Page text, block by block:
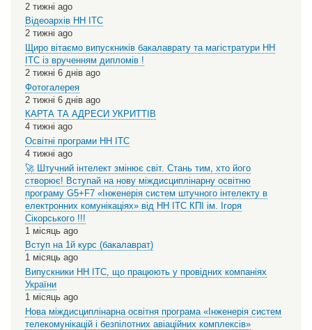
2 тижні ago
Відеоархів НН ІТС
2 тижні ago
Щиро вітаємо випускників бакалаврату та магістратури НН
ІТС із врученням дипломів !
2 тижні 6 днів ago
Фотогалерея
2 тижні 6 днів ago
КАРТА ТА АДРЕСИ УКРИТТІВ
4 тижні ago
Освітні програми НН ІТС
4 тижні ago
🚀 Штучний інтелект змінює світ. Стань тим, хто його
створює! Вступай на нову міждисциплінарну освітню
програму G5+F7 «Інженерія систем штучного інтелекту в
електронних комунікаціях» від НН ІТС КПІ ім. Ігоря
Сікорського !!!
1 місяць ago
Вступ на 1й курс (бакалаврат)
1 місяць ago
Випускники НН ІТС, що працюють у провідних компаніях
України
1 місяць ago
Нова міждисциплінарна освітня програма «Інженерія систем
телекомунікацій і безпілотних авіаційних комплексів»